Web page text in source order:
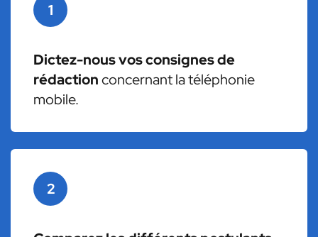
1
Dictez-nous vos consignes de
rédactionconcernant la téléphonie
mobile.
2